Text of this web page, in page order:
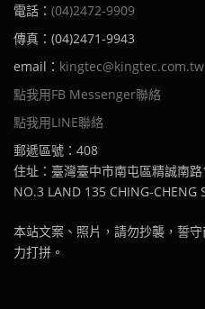
電話： (04)2472-9909
傳真：(04)2471-9943
email： kingtec@kingtec.com.tw
點我用FB Messenger聯絡
點我用LINE聯絡
郵遞區號：408
住址：臺灣臺中市南屯區精誠南
NO.3 LAND 135 CHING-CHENG
本站文案、照片，請勿抄襲，誓
力打拼。